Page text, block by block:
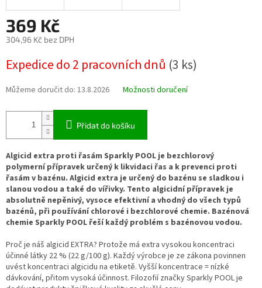
369 Kč
304,96 Kč bez DPH
cena:
Expedice do 2 pracovních dnů (3 ks)
Můžeme doručit do: 13.8.2026 Možnosti doručení
Přidat do košíku
Algicid extra proti řasám Sparkly POOL je bezchlorový
polymerní přípravek určený k likvidaci řas a k prevenci proti
řasám v bazénu. Algicid extra je určený do bazénu se sladkou i
slanou vodou a také do vířivky. Tento algicidní přípravek je
absolutně nepěnivý, vysoce efektivní a vhodný do všech typů
bazénů, při používání chlorové i bezchlorové chemie. Bazénová
chemie Sparkly POOL řeší každý problém s bazénovou vodou.
Proč je náš algicid EXTRA? Protože má extra vysokou koncentraci
účinné látky 22 % (22 g/100 g). Každý výrobce je ze zákona povinnen
uvést koncentraci algicidu na etiketě. Vyšší koncentrace = nízké
dávkování, přitom vysoká účinnost. Filozofií značky Sparkly POOL je